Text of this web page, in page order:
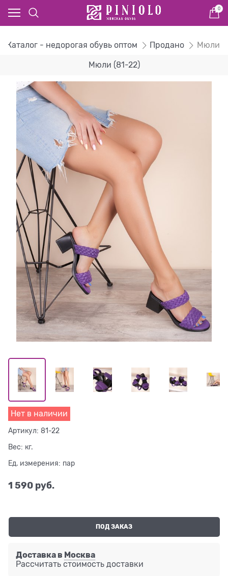
0
Каталог - недорогая обувь оптом Продано Мюли
Мюли (81-22)
Нет в наличии
Артикул: 81-22
Вес: кг.
Ед. измерения: пар
1 590 руб.
ПОД ЗАКАЗ
Доставка в Москва
Рассчитать стоимость доставки